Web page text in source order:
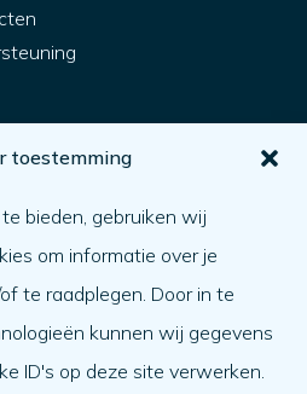
toestemming
bieden, gebruiken wij
om informatie over je
te raadplegen. Door in te
kunnen wij gegevens
ID's op deze site verwerken.